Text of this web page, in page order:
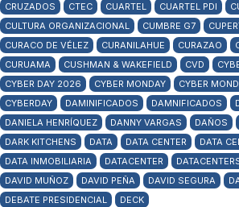
CRUZADOS
CTEC CUARTEL CUARTEL PDI
CULTURA ORGANIZACIONAL
CUMBRE G7
CURACO DE VÉLEZ
CURANILAHUE CURAZAO
CURUAMA
CUSHMAN & WAKEFIELD CVD
CYBER DAY 2026
CYBER MONDAY
CYBER
CYBERDAY
DAMINIFICADOS DAMNIFICADOS
DANIELA HENRÍQUEZ
DANNY VARGAS DAÑOS
DARK KITCHENS
DATA DATA CENTER
DATA
DATA INMOBILIARIA
DATACENTER
DAVID MUÑOZ
DAVID PEÑA DAVID SEGURA
DEBATE PRESIDENCIAL
DECK